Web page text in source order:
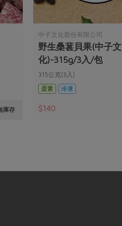
庫存
中子文化股份有限公司
野生桑葚貝果(中子文
化)-315g/3入/包
315公克(3入)
蛋素
冷凍
$140